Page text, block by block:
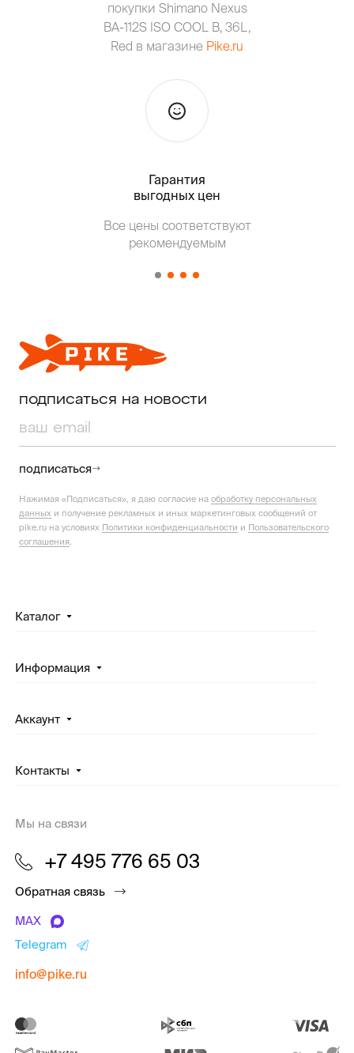
покупки Shimano Nexus
BA-112S ISO COOL B, 36L,
Red в магазине Pike.ru
Гарантия
выгодных цен
Все цены соответствуют
рекомендуемым
подписаться на новости
подписаться
Нажимая «Подписаться», я даю согласие на обработку персональных
данных и получение рекламных и иных маркетинговых сообщений от
pike.ru на условиях Политики конфиденциальности и Пользовательского
соглашения
Каталог
Информация
Аккаунт
Контакты
Мы на связи
+7 495 776 65 03
Обратная связь
MAX
Telegram
info@pike.ru